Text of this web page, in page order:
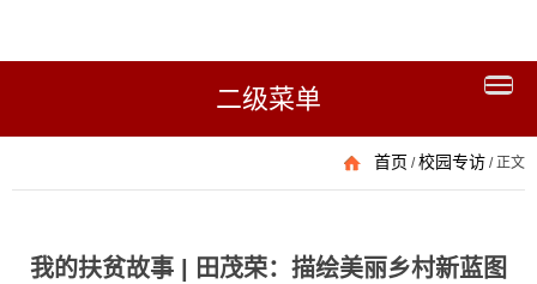
二级菜单
首页 /校园专访 /正文
我的扶贫故事 | 田茂荣：描绘美丽乡村新蓝图